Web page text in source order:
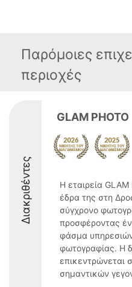
Παρόμοιες
περιοχές
Διακριθέντες
GLAM PHOTO
Η εταιρεία
έδρα της στη
σύγχρονο
προσφέροντας
φάσμα
φωτογραφίας. Η
επικεντρώνεται
σημαντικών